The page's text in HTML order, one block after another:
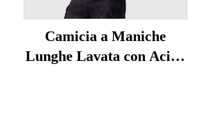
Camicia a Maniche
Lunghe Lavata con Acido